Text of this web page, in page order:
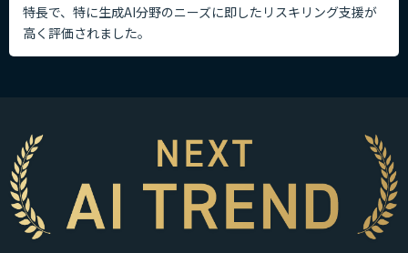
特長で、特に生成AI分野のニーズに即したリスキリング支援が
高く評価されました。